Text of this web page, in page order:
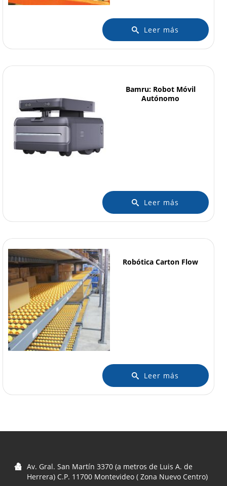
Leer más
Bamru: Robot Móvil
Autónomo
Leer más
Robótica Carton Flow
Leer más
Av. Gral. San Martín 3370 (a metros de Luis A. de
Herrera) C.P. 11700 Montevideo ( Zona Nuevo Centro)